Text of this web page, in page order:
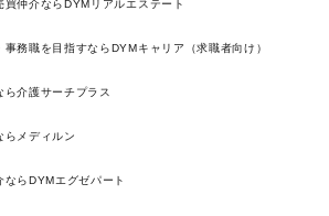
買仲介ならDYMリアルエステート
務職を目指すならDYMキャリア（求職者向け）
介護サーチプラス
らメディルン
らDYMエグゼパート